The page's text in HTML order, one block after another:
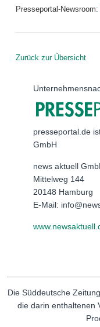
Presseportal-Newsroom:
Zurück zur Übersicht
presseportal.de
GmbH
news aktuell
Mittelweg 144
20148 Hamburg
E-Mail:
Die Süddeutsche
die darin enthaltenen